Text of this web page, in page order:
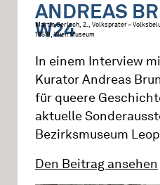
ANDREAS
W24
Martin Gerlach, 2., Volksprater –
1959), Wien Museum
In einem Interview
Kurator Andreas
für queere
aktuelle
Bezirksmuseum
Den Beitrag ansehen